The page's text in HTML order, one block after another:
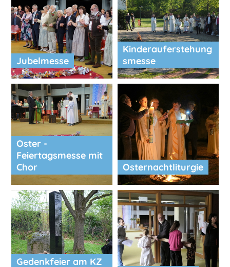
Jubelmesse
Kinderauferstehung
smesse
Oster -
Feiertagsmesse mit
Chor
Osternachtliturgie
Gedenkfeier am KZ